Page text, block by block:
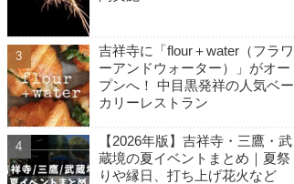
吉祥寺に「flour＋water（フラワ
ーアンドウォーター）」がオー
プンへ！ 中目黒発祥の人気ベー
カリーレストラン
【2026年版】吉祥寺・三鷹・武
蔵境の夏イベントまとめ｜夏祭
りや縁日、打ち上げ花火など